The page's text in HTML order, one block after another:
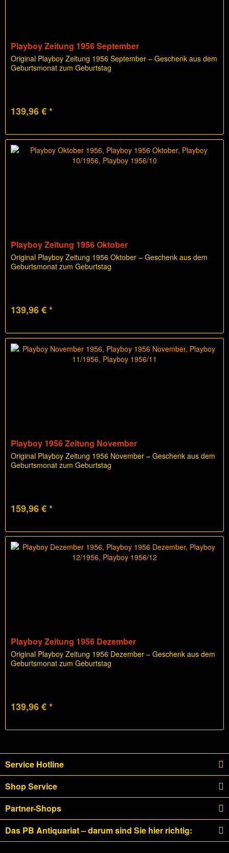
Playboy Zeitung 1956 September
Original Playboy Zeitung 1956 September – Geschenk aus dem
Geburtsmonat zum Geburtstag
139,96 € *
Playboy Zeitung 1956 Oktober
Original Playboy Zeitung 1956 Oktober – Geschenk aus dem
Geburtsmonat zum Geburtstag
139,96 € *
Playboy 1956 Zeitung November
Original Playboy Zeitung 1956 November – Geschenk aus dem
Geburtsmonat zum Geburtstag
159,96 € *
Playboy Zeitung 1956 Dezember
Original Playboy Zeitung 1956 Dezember – Geschenk aus dem
Geburtsmonat zum Geburtstag
139,96 € *
Service Hotline
Shop Service
Partner-Shops
Das PB Antiquariat – darum sind Sie hier richtig: